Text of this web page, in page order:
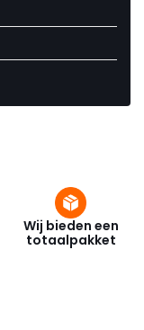
Wij bieden een
totaalpakket